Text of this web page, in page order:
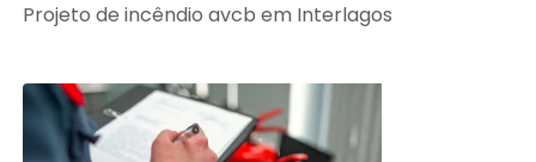
Projeto de incêndio avcb em Interlagos